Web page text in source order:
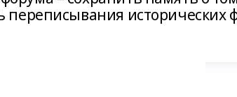
переписывания исторических